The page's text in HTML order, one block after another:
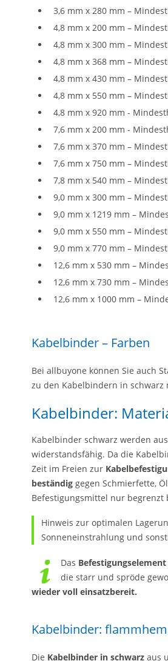
3,6 mm x 280 mm –
4,8 mm x 200 mm –
4,8 mm x 300 mm –
4,8 mm x 368 mm –
4,8 mm x 430 mm –
4,8 mm x 550 mm –
4,8 mm x 920 mm -
7,6 mm x 200 mm -
7,6 mm x 370 mm –
7,6 mm x 750 mm –
7,8 mm x 540 mm –
9,0 mm x 300 mm –
9,0 mm x 1219 mm –
9,0 mm x 550 mm –
9,0 mm x 770 mm –
12,6 mm x 530 mm –
12,6 mm x 730 mm –
12,6 mm x 1000 mm –
Kabelbinder – Farben
Bei allbuyone können Sie auch
zu den Kabelbindern in schwarz
Kabelbinder:
Kabelbinder schwarz werden
widerstandsfähig. Da die
Zeit im Freien zur
beständig gegen Schmierfette,
Befestigungsmittel nur begrenzt
Hinweis zur optimalen
Sonneneinstrahlung und
Das Befestigungselement
die starr und spröde
wieder voll einsatzbereit.
Kabelbinder:
Die Kabelbinder in schwarz aus